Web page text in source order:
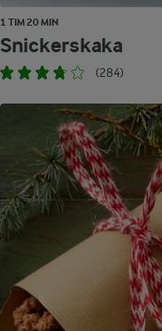
1 TIM 20 MIN
Snickerskaka
(284)